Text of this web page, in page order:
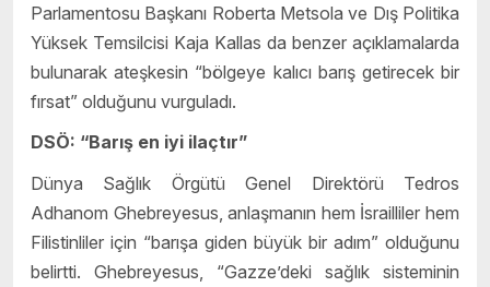
Parlamentosu Başkanı Roberta Metsola ve Dış Politika
Yüksek Temsilcisi Kaja Kallas da benzer açıklamalarda
bulunarak ateşkesin “bölgeye kalıcı barış getirecek bir
fırsat” olduğunu vurguladı.
DSÖ: “Barış en iyi ilaçtır”
Dünya Sağlık Örgütü Genel Direktörü Tedros
Adhanom Ghebreyesus, anlaşmanın hem İsrailliler hem
Filistinliler için “barışa giden büyük bir adım” olduğunu
belirtti. Ghebreyesus, “Gazze’deki sağlık sisteminin